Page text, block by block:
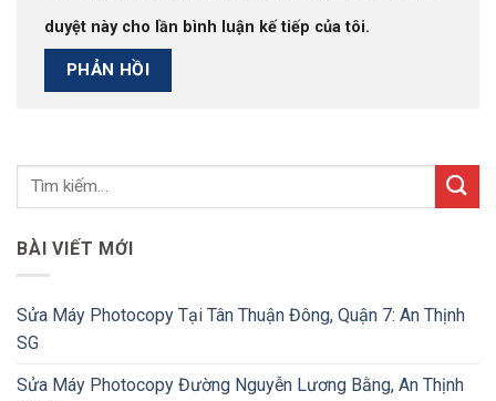
duyệt này cho lần bình luận kế tiếp của tôi.
BÀI VIẾT MỚI
Sửa Máy Photocopy Tại Tân Thuận Đông, Quận 7: An Thịnh
SG
Sửa Máy Photocopy Đường Nguyễn Lương Bằng, An Thịnh